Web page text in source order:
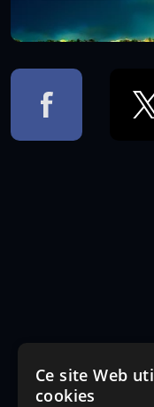
Ce site Web
cookies